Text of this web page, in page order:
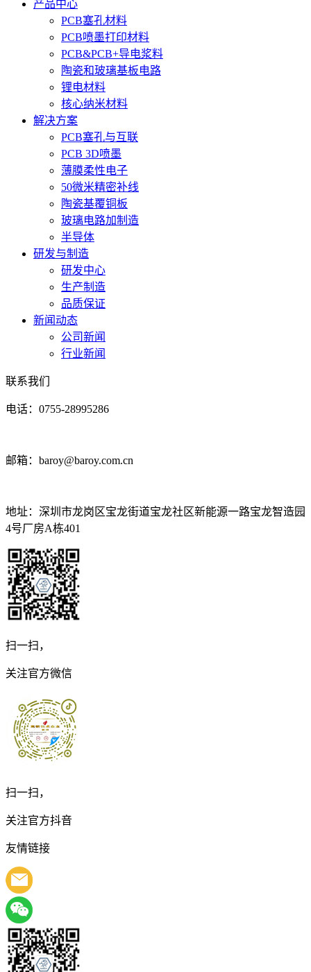
产品中心
PCB塞孔材料
PCB喷墨打印材料
PCB&PCB+导电浆料
陶瓷和玻璃基板电路
锂电材料
核心纳米材料
解决方案
PCB塞孔与互联
PCB 3D喷墨
薄膜柔性电子
50微米精密补线
陶瓷基覆铜板
玻璃电路加制造
半导体
研发与制造
研发中心
生产制造
品质保证
新闻动态
公司新闻
行业新闻
联系我们
电话：0755-28995286
邮箱：baroy@baroy.com.cn
地址：深圳市龙岗区宝龙街道宝龙社区新能源一路宝龙智造园
4号厂房A栋401
扫一扫，
关注官方微信
扫一扫，
关注官方抖音
友情链接